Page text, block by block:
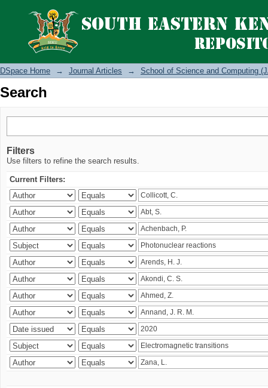
Search
DSpace Home → Journal Articles → School of Science and Computing
Search
Filters
Use filters to refine the search results.
Current Filters: